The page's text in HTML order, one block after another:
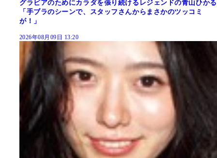
グラビアのためにカラダを張り続けるレジェンドの青山ひかる
「手ブラのシーンで、スタッフさんからまさかのツッコミ
が！」
2026年08月09日 13:20